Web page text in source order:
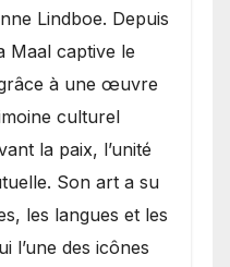
Lindboe. Depuis
Maal captive le
à une œuvre
culturel
la paix, l’unité
Son art a su
les langues et les
l’une des icônes